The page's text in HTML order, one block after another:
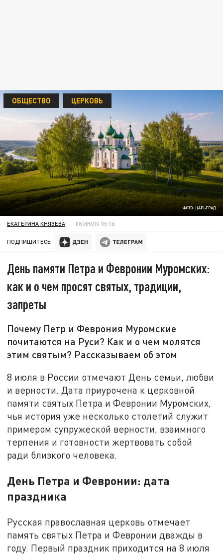
ФОТО: ЦАРЬГРАД
ОБЩЕСТВО ЦЕРКОВЬ
ЕКАТЕРИНА КНЯЗЕВА 08 ИЮЛЯ 05:16
ПОДПИШИТЕСЬ:
День памяти Петра и Февронии Муромских:
как и о чем просят святых, традиции,
запреты
Почему Петр и Феврония Муромские
почитаются на Руси? Как и о чем молятся
этим святым? Рассказываем об этом
8 июля в России отмечают День семьи, любви
и верности. Дата приурочена к церковной
памяти святых Петра и Февронии Муромских,
чья история уже несколько столетий служит
примером супружеской верности, взаимного
терпения и готовности жертвовать собой
ради близкого человека.
День Петра и Февронии: дата
праздника
Русская православная церковь отмечает
память святых Петра и Февронии дважды в
году. Первый праздник приходится на 8 июля